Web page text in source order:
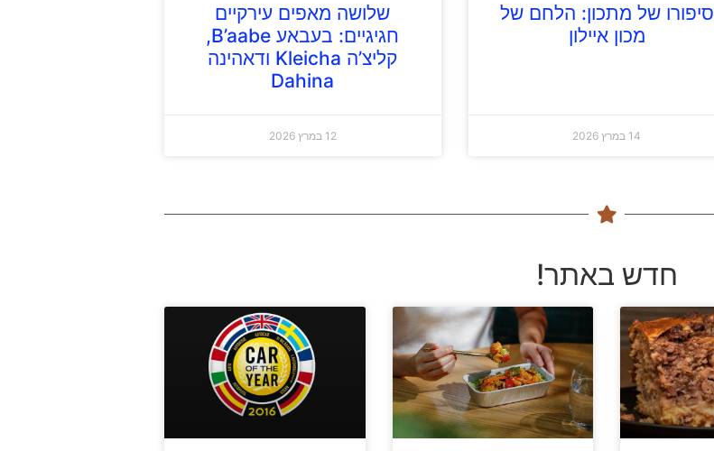
סיפורו של מתכון: הלחם של
מכון איילון
14 במרץ 2026
שלושה מאפים עירקיים
חגיגיים: בעבאע B’aabe,
קליצ’ה Kleicha ודאהינה
Dahina
12 במרץ 2026
חדש באתר!